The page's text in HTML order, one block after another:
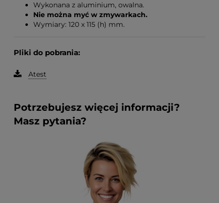
Wykonana z aluminium, owalna.
Nie można myć w zmywarkach.
Wymiary: 120 x 115 (h) mm.
Pliki do pobrania:
Atest
Potrzebujesz więcej informacji?
Masz pytania?